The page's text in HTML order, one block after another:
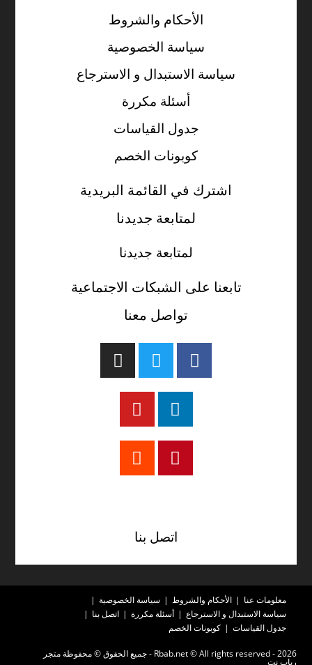
الأحكام والشروط
سياسة الخصوصية
سياسة الاستبدال و الاسترجاع
أسئلة مكررة
جدول القياسات
كوبونات الخصم
اشترك في القائمة البريدية
لمتابعة جديدنا
لمتابعة جديدنا
تابعنا على الشبكات الاجتماعية
تواصل معنا
اتصل بنا
معلومات عنا الأحكام والشروط
سياسة الخصوصية
سياسة الاستبدال و الاسترجاع
أسئلة مكررة
اتصل بنا
جدول القياسات
كوبونات الخصم
2026 - Rbab.net © All rights reserved - جميع الحقوق © محفوظة متجر
رباب نت